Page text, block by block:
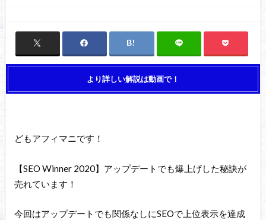
より詳しい解説は動画で！
どもアフィマニです！
【SEO Winner 2020】アップデートでも爆上げした秘訣が
売れています！
今回はアップデートでも関係なしにSEOで上位表示を達成